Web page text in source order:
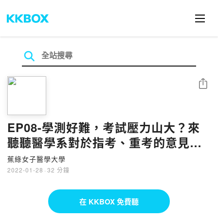
EP08-學測好難，考試壓力山大？來
聽聽醫學系對於指考、重考的意見分
享！
蕉綠女子醫學大學
2022-01-28 · 32 分鐘
分享
在 KKBOX 免費聽